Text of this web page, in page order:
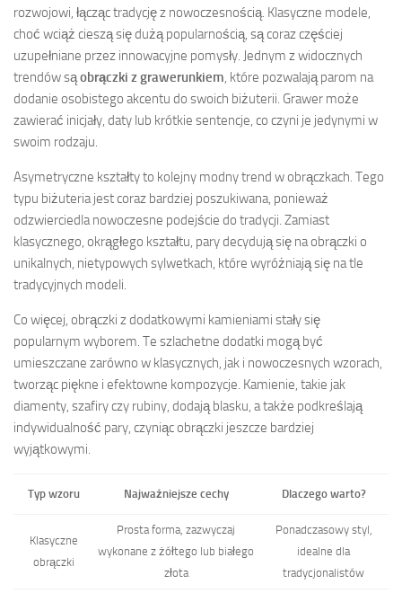
rozwojowi, łącząc tradycję z nowoczesnością. Klasyczne modele,
choć wciąż cieszą się dużą popularnością, są coraz częściej
uzupełniane przez innowacyjne pomysły. Jednym z widocznych
trendów sąobrączki z grawerunkiem, które pozwalają parom na
dodanie osobistego akcentu do swoich biżuterii. Grawer może
zawierać inicjały, daty lub krótkie sentencje, co czyni je jedynymi w
swoim rodzaju.
Asymetryczne kształty to kolejny modny trend w obrączkach. Tego
typu biżuteria jest coraz bardziej poszukiwana, ponieważ
odzwierciedla nowoczesne podejście do tradycji. Zamiast
klasycznego, okrągłego kształtu, pary decydują się na obrączki o
unikalnych, nietypowych sylwetkach, które wyróżniają się na tle
tradycyjnych modeli.
Co więcej, obrączki z dodatkowymi kamieniami stały się
popularnym wyborem. Te szlachetne dodatki mogą być
umieszczane zarówno w klasycznych, jak i nowoczesnych wzorach,
tworząc piękne i efektowne kompozycje. Kamienie, takie jak
diamenty, szafiry czy rubiny, dodają blasku, a także podkreślają
indywidualność pary, czyniąc obrączki jeszcze bardziej
wyjątkowymi.
Typ wzoru Najważniejsze cechy Dlaczego warto?
Klasyczne
obrączki
Prosta forma, zazwyczaj
wykonane z żółtego lub białego
złota
Ponadczasowy styl,
idealne dla
tradycjonalistów